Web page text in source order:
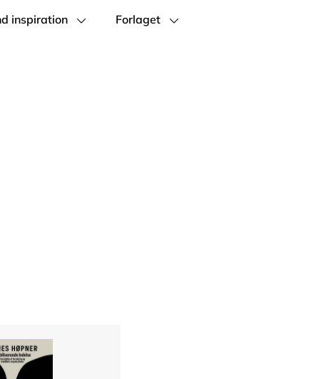
inspiration Forlaget